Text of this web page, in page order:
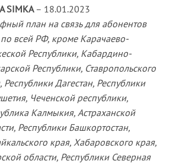
SIMKA– 18.01.2023
план на связь для абонентов
всей РФ, кроме Карачаево-
Республики, Кабардино-
Республики, Ставропольского
Республики Дагестан, Республики
Чеченской республики,
Калмыкия, Астраханской
Республики Башкортостан,
края, Хабаровского края,
области, Республики Северная